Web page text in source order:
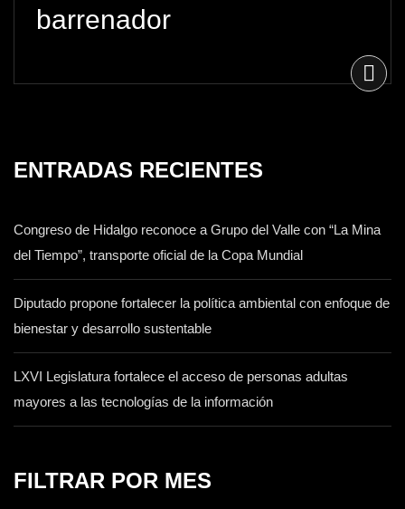
barrenador
ENTRADAS RECIENTES
Congreso de Hidalgo reconoce a Grupo del Valle con “La Mina
del Tiempo”, transporte oficial de la Copa Mundial
Diputado propone fortalecer la política ambiental con enfoque de
bienestar y desarrollo sustentable
LXVI Legislatura fortalece el acceso de personas adultas
mayores a las tecnologías de la información
FILTRAR POR MES